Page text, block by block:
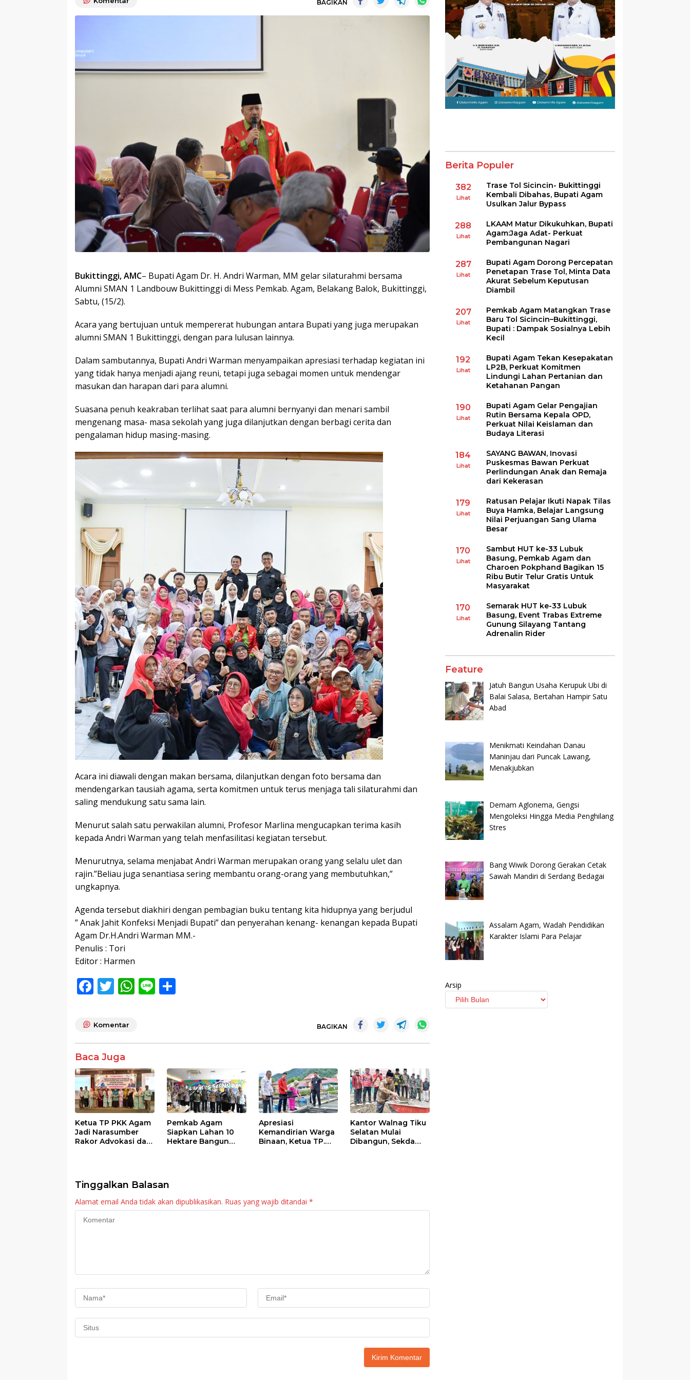
BAGIKAN
Bukittinggi, AMC– Bupati Agam Dr. H. Andri Warman, MM gelar silaturahmi bersama
Alumni SMAN 1 Landbouw Bukittinggi di Mess Pemkab. Agam, Belakang Balok, Bukittinggi,
Sabtu, (15/2).
Acara yang bertujuan untuk mempererat hubungan antara Bupati yang juga merupakan
alumni SMAN 1 Bukittinggi, dengan para lulusan lainnya.
Dalam sambutannya, Bupati Andri Warman menyampaikan apresiasi terhadap kegiatan ini
yang tidak hanya menjadi ajang reuni, tetapi juga sebagai momen untuk mendengar
masukan dan harapan dari para alumni.
Suasana penuh keakraban terlihat saat para alumni bernyanyi dan menari sambil
mengenang masa- masa sekolah yang juga dilanjutkan dengan berbagi cerita dan
pengalaman hidup masing-masing.
Acara ini diawali dengan makan bersama, dilanjutkan dengan foto bersama dan
mendengarkan tausiah agama, serta komitmen untuk terus menjaga tali silaturahmi dan
saling mendukung satu sama lain.
Menurut salah satu perwakilan alumni, Profesor Marlina mengucapkan terima kasih
kepada Andri Warman yang telah menfasilitasi kegiatan tersebut.
Menurutnya, selama menjabat Andri Warman merupakan orang yang selalu ulet dan
rajin.”Beliau juga senantiasa sering membantu orang-orang yang membutuhkan,”
ungkapnya.
Agenda tersebut diakhiri dengan pembagian buku tentang kita hidupnya yang berjudul
” Anak Jahit Konfeksi Menjadi Bupati” dan penyerahan kenang- kenangan kepada Bupati
Agam Dr.H.Andri Warman MM.-
Penulis : Tori
Editor : Harmen
F
e
o
o
k
T
itt
W
p
p
Li
Komentar BAGIKAN
Baca Juga
Ketua TP PKK Agam
Jadi Narasumber
Rakor Advokasi dan
Pemkab Agam
Siapkan Lahan 10
Hektare Bangun
Apresiasi
Kemandirian Warga
Binaan, Ketua TP.
Kantor Walnag Tiku
Selatan Mulai
Dibangun, Sekda
Tinggalkan Balasan
Alamat email Anda tidak akan dipublikasikan. Ruas yang wajib ditandai *
Berita Populer
382
Lihat
Trase Tol Sicincin- Bukittinggi
Kembali Dibahas, Bupati Agam
Usulkan Jalur Bypass
288
Lihat
LKAAM Matur Dikukuhkan, Bupati
Agam:Jaga Adat- Perkuat
Pembangunan Nagari
287
Lihat
Bupati Agam Dorong Percepatan
Penetapan Trase Tol, Minta Data
Akurat Sebelum Keputusan
Diambil
207
Lihat
Pemkab Agam Matangkan Trase
Baru Tol Sicincin–Bukittinggi,
Bupati : Dampak Sosialnya Lebih
Kecil
192
Lihat
Bupati Agam Tekan Kesepakatan
LP2B, Perkuat Komitmen
Lindungi Lahan Pertanian dan
Ketahanan Pangan
190
Lihat
Bupati Agam Gelar Pengajian
Rutin Bersama Kepala OPD,
Perkuat Nilai Keislaman dan
Budaya Literasi
184
Lihat
SAYANG BAWAN, Inovasi
Puskesmas Bawan Perkuat
Perlindungan Anak dan Remaja
dari Kekerasan
179
Lihat
Ratusan Pelajar Ikuti Napak Tilas
Buya Hamka, Belajar Langsung
Nilai Perjuangan Sang Ulama
Besar
170
Lihat
Sambut HUT ke-33 Lubuk
Basung, Pemkab Agam dan
Charoen Pokphand Bagikan 15
Ribu Butir Telur Gratis Untuk
Masyarakat
170
Lihat
Semarak HUT ke-33 Lubuk
Basung, Event Trabas Extreme
Gunung Silayang Tantang
Adrenalin Rider
Feature
Jatuh Bangun Usaha Kerupuk Ubi di
Balai Salasa, Bertahan Hampir Satu
Abad
Menikmati Keindahan Danau
Maninjau dari Puncak Lawang,
Menakjubkan
Demam Aglonema, Gengsi
Mengoleksi Hingga Media Penghilang
Stres
Bang Wiwik Dorong Gerakan Cetak
Sawah Mandiri di Serdang Bedagai
Assalam Agam, Wadah Pendidikan
Karakter Islami Para Pelajar
Arsip